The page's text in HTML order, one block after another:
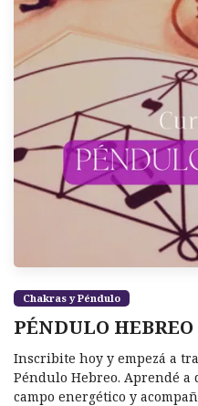
Chakras y Péndulo
PÉNDULO HEBREO
Inscribite hoy y empezá a
Péndulo Hebreo. Aprendé
campo energético y